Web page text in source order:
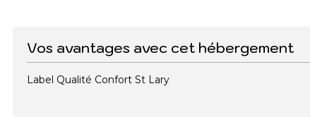
Vos avantages avec cet hébergement
Label Qualité Confort St Lary